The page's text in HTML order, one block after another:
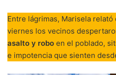
Entre lágrimas, Marisela relató
viernes los vecinos
asalto y robo en el poblado,
e impotencia que sienten